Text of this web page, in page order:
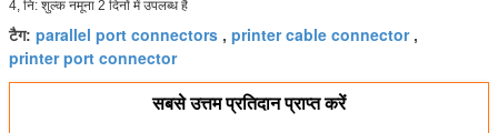
4, नि: शुल्क नमूना 2 दिनों में उपलब्ध है
टैग: parallel port connectors , printer cable connector,
printer port connector
सबसे उत्तम प्रतिदान प्राप्त करें